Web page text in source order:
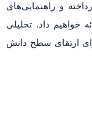
و راهنمایی‌های
خواهیم داد. تحلیلی
ارتقای سطح دانش